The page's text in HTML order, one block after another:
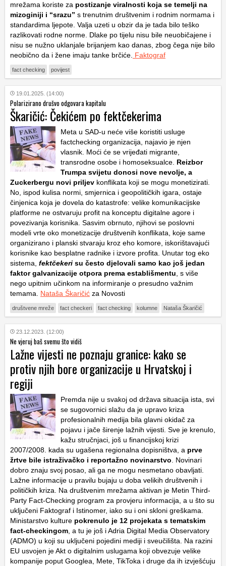
mrežama koriste za postizanje viralnosti koja se temelji na
mizoginiji i “srazu” s trenutnim društvenim i rodnim normama i
standardima ljepote. Valja uzeti u obzir da je tada bilo teško
razlikovati rodne norme. Dlake po tijelu nisu bile neuobičajene i
nisu se nužno uklanjale brijanjem kao danas, zbog čega nije bilo
neobično da i žene imaju tanke brčiće. Faktograf
fact checking povijest
19.01.2025. (14:00)
Polarizirano drušvo odgovara kapitalu
Škaričić: Čekićem po fektčekerima
Meta u SAD-u neće više koristiti usluge
factchecking organizacija, najavio je njen
vlasnik. Moći će se vrijeđati migrante,
transrodne osobe i homoseksualce. Reizbor
Trumpa svijetu donosi nove nevolje, a
Zuckerbergu novi priljev konflikata koji se mogu monetizirati.
No, ispod kulisa normi, smjernica i geopolitičkih igara, ostaje
činjenica koja je dovela do katastrofe: velike komunikacijske
platforme ne ostvaruju profit na konceptu digitalne agore i
povezivanja korisnika. Sasvim obrnuto, njihovi se poslovni
modeli vrte oko monetizacije društvenih konflikata, koje same
organizirano i planski stvaraju kroz eho komore, iskorištavajući
korisnike kao besplatne radnike i izvore profita. Unutar tog eko
sistema, fektčekeri su često djelovali samo kao još jedan
faktor galvanizacije otpora prema establišmentu, s više
nego upitnim učinkom na informiranje o presudno važnim
temama. Nataša Škaričić za Novosti
društvene mreže fact checkeri fact checking kolumne Nataša Škaričić
23.12.2023. (12:00)
Ne vjeruj baš svemu što vidiš
Lažne vijesti ne poznaju granice: kako se
protiv njih bore organizacije u Hrvatskoj i
regiji
Premda nije u svakoj od država situacija ista, svi
se sugovornici slažu da je upravo kriza
profesionalnih medija bila glavni okidač za
pojavu i jače širenje lažnih vijesti. Sve je krenulo,
kažu stručnjaci, još u financijskoj krizi
2007/2008. kada su ugašena regionalna dopisništva, a prve
žrtve bile istraživačko i reportažno novinarstvo. Novinari
dobro znaju svoj posao, ali ga ne mogu nesmetano obavljati.
Lažne informacije u pravilu bujaju u doba velikih društvenih i
političkih kriza. Na društvenim mrežama aktivan je Metin Third-
Party Fact-Checking program za provjeru informacija, a u što su
uključeni Faktograf i Istinomer, iako su i oni skloni greškama.
Ministarstvo kulture pokrenulo je 12 projekata s tematskim
fact-checkingom, a tu je još i Adria Digital Media Observatory
(ADMO) u koji su uključeni pojedini mediji i sveučilišta. Na razini
EU usvojen je Akt o digitalnim uslugama koji obvezuje velike
kompanije poput Googlea, Mete, TikToka i druge da ih izvješćuju